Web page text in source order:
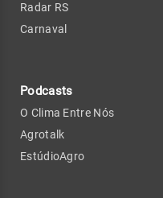
Radar RS
Carnaval
Podcasts
O Clima Entre Nós
Agrotalk
EstúdioAgro